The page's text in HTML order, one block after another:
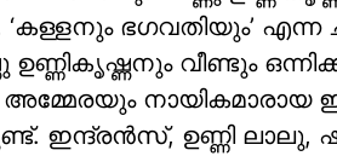
‘കള്ളനും ഭഗവതിയും’ എന്ന
വീണ്ടും
അമ്മേരയും നായികമാരായ
ഇന്ദ്രൻസ്, ഉണ്ണി ലാലു,